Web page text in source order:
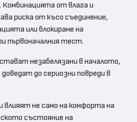
от влага и
риска от късо съединение,
или блокиране на
първоначалния тест.
незабелязани в началото,
до сериозни повреди в
не само на комфорта на
състояние на